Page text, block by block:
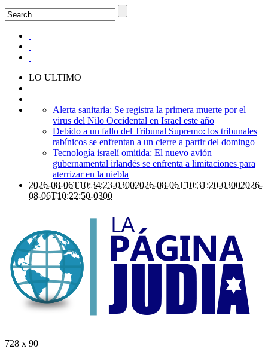
LO ULTIMO
Alerta sanitaria: Se registra la primera muerte por el
virus del Nilo Occidental en Israel este año
Debido a un fallo del Tribunal Supremo: los tribunales
rabínicos se enfrentan a un cierre a partir del domingo
Tecnología israelí omitida: El nuevo avión
gubernamental irlandés se enfrenta a limitaciones para
aterrizar en la niebla
2026-08-06T10:34:23-03002026-08-06T10:31:20-03002026-
08-06T10:22:50-0300
728 x 90